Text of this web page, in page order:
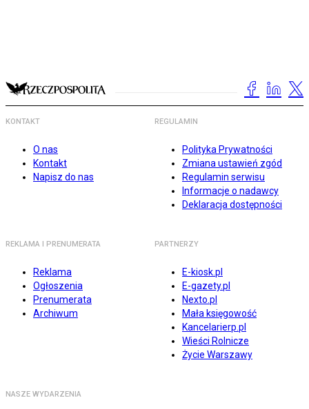
KONTAKT
O nas
Kontakt
Napisz do nas
REGULAMIN
Polityka Prywatności
Zmiana ustawień zgód
Regulamin serwisu
Informacje o nadawcy
Deklaracja dostępności
REKLAMA I PRENUMERATA
Reklama
Ogłoszenia
Prenumerata
Archiwum
PARTNERZY
E-kiosk.pl
E-gazety.pl
Nexto.pl
Mała księgowość
Kancelarierp.pl
Wieści Rolnicze
Życie Warszawy
NASZE WYDARZENIA